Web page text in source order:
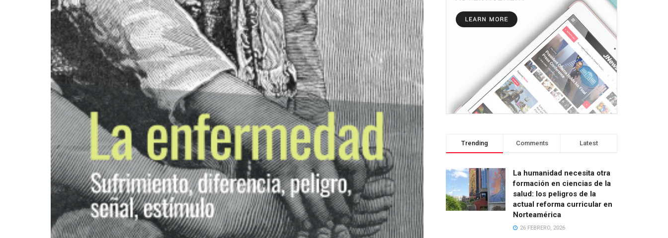
Trending Comments Latest
La humanidad necesita otra
formación en ciencias de la
salud: los peligros de la
actual reforma curricular en
Norteamérica
26 FEBRERO, 2026